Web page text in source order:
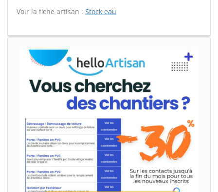
Voir la fiche artisan : Stock eau